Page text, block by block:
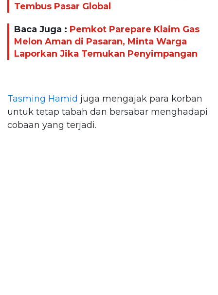
Tembus Pasar Global
Baca Juga : Pemkot Parepare Klaim Gas
Melon Aman di Pasaran, Minta Warga
Laporkan Jika Temukan Penyimpangan
Tasming Hamid juga mengajak para korban
untuk tetap tabah dan bersabar menghadapi
cobaan yang terjadi.